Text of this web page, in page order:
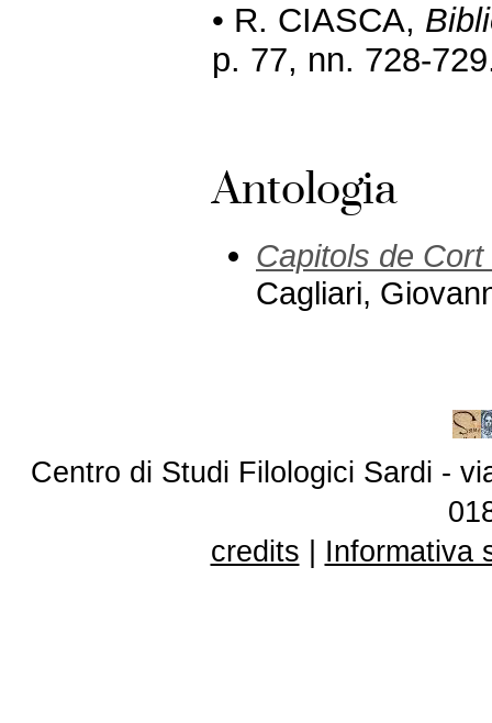
• R. CIASCA,
p. 77, nn. 728-
Antologia
Capitols de
Cagliari,
Centro di Studi Filologici Sardi -
credits
Informativa